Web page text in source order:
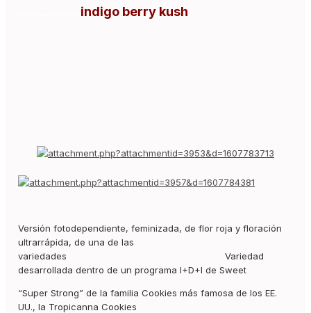
indigo berry kush
Versión fotodependiente, feminizada, de flor roja y floración
ultrarrápida, de una de las
variedades
Variedad
desarrollada dentro de un programa I+D+I de Sweet
“Super Strong” de la familia Cookies más famosa de los EE.
UU., la Tropicanna Cookies